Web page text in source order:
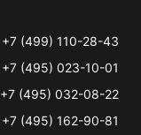
+7 (499) 110-28-43
+7 (495) 023-10-01
+7 (495) 032-08-22
+7 (495) 162-90-81